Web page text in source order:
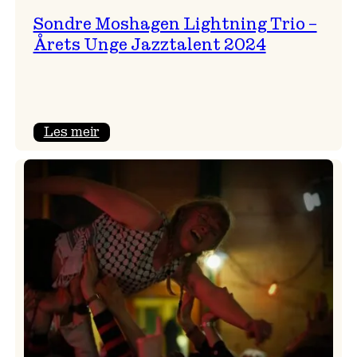
Sondre Moshagen Lightning Trio –
Årets Unge Jazztalent 2024
Les meir:
Lightning
Trio
–
Årets
Unge
Jazztalent
2024